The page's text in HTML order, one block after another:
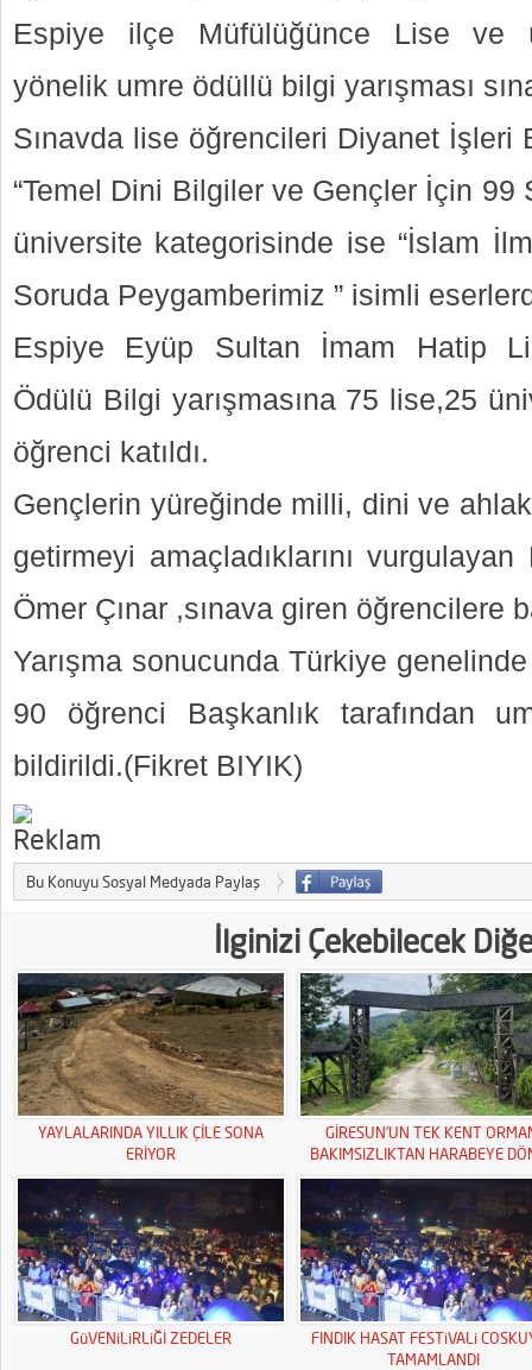
Espiye ilçe Müfülüğünce Lise ve
yönelik umre ödüllü bilgi yarışması
Sınavda lise öğrencileri Diyanet İşleri
“Temel Dini Bilgiler ve Gençler İçin 99
üniversite kategorisinde ise “İslam
Soruda Peygamberimiz ” isimli
Espiye Eyüp Sultan İmam Hatip
Ödülü Bilgi yarışmasına 75 lise,25
öğrenci katıldı.
Gençlerin yüreğinde milli, dini ve
getirmeyi amaçladıklarını
Ömer Çınar ,sınava giren öğrencilere
Yarışma sonucunda Türkiye
90 öğrenci Başkanlık tarafından
bildirildi.(Fikret BIYIK)
Bu Konuyu Sosyal Medyada Paylaş
İlginizi Çekebilecek
YAYLALARINDA YILLIK ÇİLE SONA
ERİYOR
GİRESUN’UN TEK KENT
BAKIMSIZLIKTAN HARABEYE
GüVENiLiRLiĞİ ZEDELER
FINDIK HASAT FESTiVALi
TAMAMLANDI